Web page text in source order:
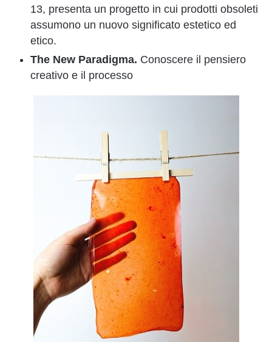
13, presenta un progetto in cui prodotti obsoleti
assumono un nuovo significato estetico ed
etico.
The New Paradigma. Conoscere il pensiero
creativo e il processo